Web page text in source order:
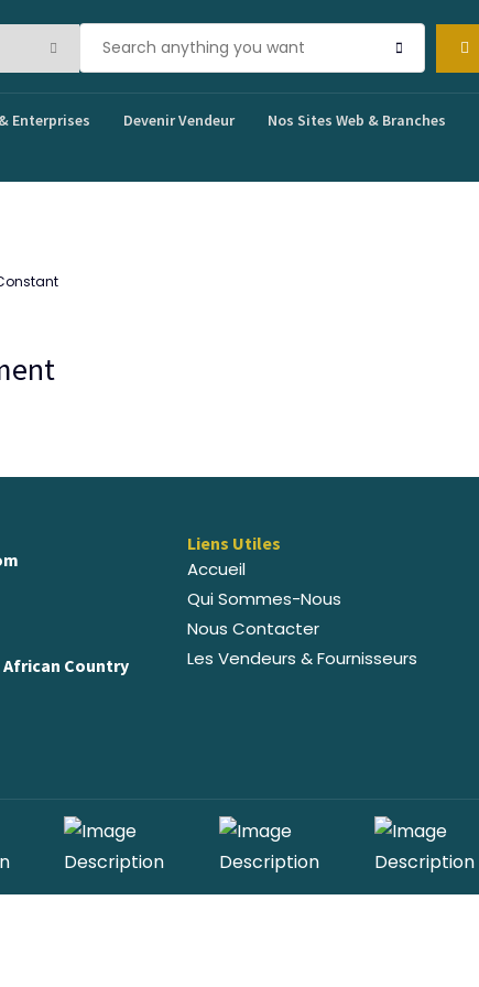
Enterprises Devenir Vendeur Nos Sites Web & Branches
Country
Liens Utiles
Accueil
Qui Sommes-Nous
Nous Contacter
Les Vendeurs & Fournisseurs